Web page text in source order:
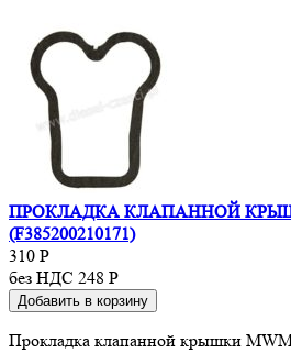
ПРОКЛАДКА КЛАПАННОЙ
(F385200210171)
310 Р
без НДС 248 Р
Добавить в корзину
Прокладка клапанной крышки MWM